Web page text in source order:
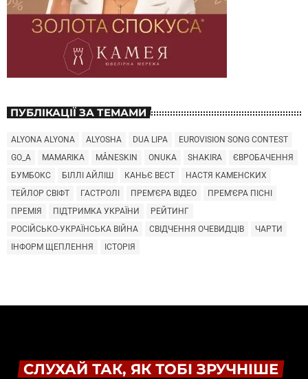
ПУБЛІКАЦІЇ ЗА ТЕМАМИ
ALYONA ALYONA ALYOSHA DUA LIPA
EUROVISION SONG CONTEST
GO_A
MAMARIKA MÅNESKIN ONUKA SHAKIRA
ЄВРОБАЧЕННЯ
БУМБОКС
БІЛЛІ АЙЛІШ КАНЬЄ ВЕСТ
НАСТЯ КАМЕНСКИХ
ТЕЙЛОР СВІФТ
ГАСТРОЛІ ПРЕМ'ЄРА ВІДЕО
ПРЕМ'ЄРА ПІСНІ
ПРЕМІЯ
ПІДТРИМКА УКРАЇНИ
РЕЙТИНГ
РОСІЙСЬКО-УКРАЇНСЬКА ВІЙНА
СВІДЧЕННЯ ОЧЕВИДЦІВ
ЧАРТИ
ІНФОРМ ЩЕПЛЕННЯ
ІСТОРІЯ
СЛУХАЙ ТАК, ЯК ТОБІ ЗРУЧНІШЕ